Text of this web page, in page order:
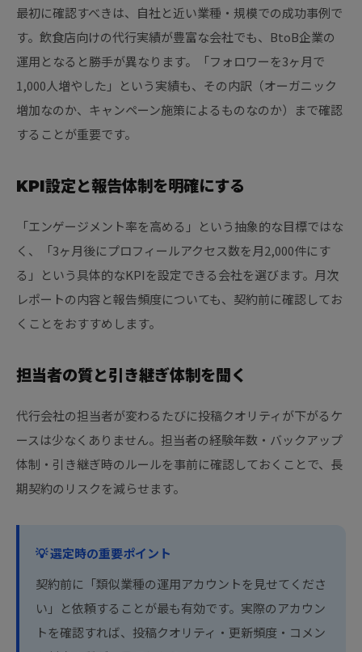
最初に確認すべきは、自社と近い業種・規模での成功事例で
す。飲食店向けの代行実績が豊富な会社でも、BtoB企業の
運用となると勝手が異なります。「フォロワーを3ヶ月で
1,000人増やした」という実績も、その内訳（オーガニック
増加なのか、キャンペーン施策によるものなのか）まで確認
することが重要です。
KPI設定と報告体制を明確にする
「エンゲージメント率を高める」という抽象的な目標ではな
く、「3ヶ月後にプロフィールアクセス数を月2,000件にす
る」という具体的なKPIを設定できる会社を選びます。月次
レポートの内容と報告頻度についても、契約前に確認してお
くことをおすすめします。
担当者の質と引き継ぎ体制を聞く
代行会社の担当者が変わるたびに投稿クオリティが下がるケ
ースは少なくありません。担当者の経験年数・バックアップ
体制・引き継ぎ時のルールを事前に確認しておくことで、長
期契約のリスクを減らせます。
💡 選定時の重要ポイント
契約前に「類似業種の運用アカウントを見せてくださ
い」と依頼することが最も有効です。実際のアカウン
トを確認すれば、投稿クオリティ・更新頻度・コメン